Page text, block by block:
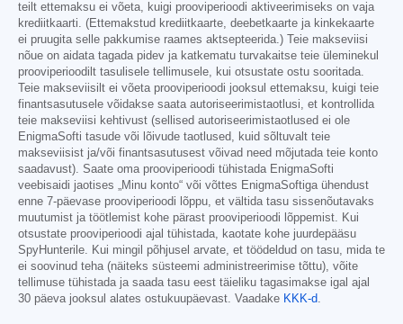
teilt ettemaksu ei võeta, kuigi prooviperioodi aktiveerimiseks on vaja
krediitkaarti. (Ettemakstud krediitkaarte, deebetkaarte ja kinkekaarte
ei pruugita selle pakkumise raames aktsepteerida.) Teie makseviisi
nõue on aidata tagada pidev ja katkematu turvakaitse teie üleminekul
prooviperioodilt tasulisele tellimusele, kui otsustate ostu sooritada.
Teie makseviisilt ei võeta prooviperioodi jooksul ettemaksu, kuigi teie
finantsasutusele võidakse saata autoriseerimistaotlusi, et kontrollida
teie makseviisi kehtivust (sellised autoriseerimistaotlused ei ole
EnigmaSofti tasude või lõivude taotlused, kuid sõltuvalt teie
makseviisist ja/või finantsasutusest võivad need mõjutada teie konto
saadavust). Saate oma prooviperioodi tühistada EnigmaSofti
veebisaidi jaotises „Minu konto“ või võttes EnigmaSoftiga ühendust
enne 7-päevase prooviperioodi lõppu, et vältida tasu sissenõutavaks
muutumist ja töötlemist kohe pärast prooviperioodi lõppemist. Kui
otsustate prooviperioodi ajal tühistada, kaotate kohe juurdepääsu
SpyHunterile. Kui mingil põhjusel arvate, et töödeldud on tasu, mida te
ei soovinud teha (näiteks süsteemi administreerimise tõttu), võite
tellimuse tühistada ja saada tasu eest täieliku tagasimakse igal ajal
30 päeva jooksul alates ostukuupäevast. Vaadake KKK-d.